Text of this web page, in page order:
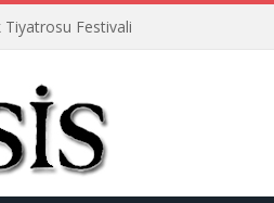
Tiyatrosu Festivali